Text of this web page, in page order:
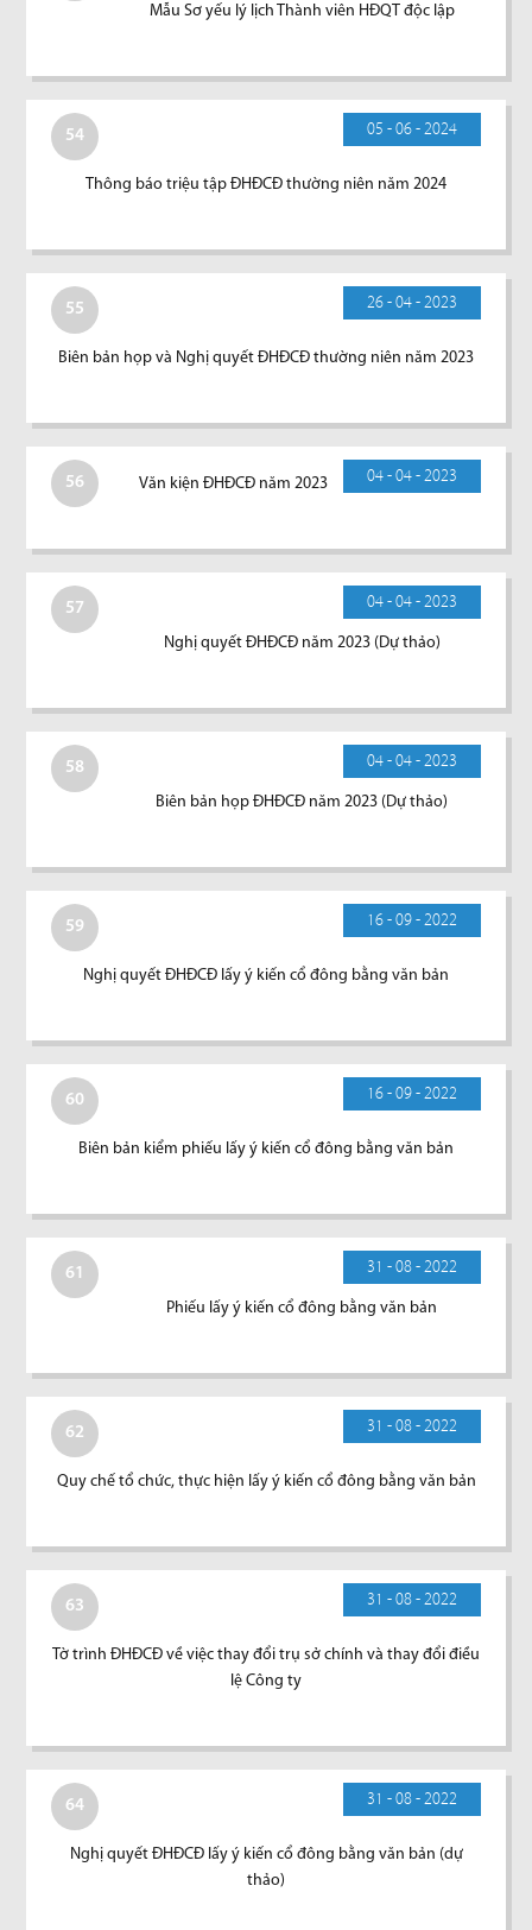
Mẫu Sơ yếu lý lịch Thành viên HĐQT độc lập
54 05 - 06 - 2024
Thông báo triệu tập ĐHĐCĐ thường niên năm 2024
55 26 - 04 - 2023
Biên bản họp và Nghị quyết ĐHĐCĐ thường niên năm 2023
56 04 - 04 - 2023
Văn kiện ĐHĐCĐ năm 2023
57 04 - 04 - 2023
Nghị quyết ĐHĐCĐ năm 2023 (Dự thảo)
58 04 - 04 - 2023
Biên bản họp ĐHĐCĐ năm 2023 (Dự thảo)
59 16 - 09 - 2022
Nghị quyết ĐHĐCĐ lấy ý kiến cổ đông bằng văn bản
60 16 - 09 - 2022
Biên bản kiểm phiếu lấy ý kiến cổ đông bằng văn bản
61 31 - 08 - 2022
Phiếu lấy ý kiến cổ đông bằng văn bản
62 31 - 08 - 2022
Quy chế tổ chức, thực hiện lấy ý kiến cổ đông bằng văn bản
63 31 - 08 - 2022
Tờ trình ĐHĐCĐ về việc thay đổi trụ sở chính và thay đổi điều
lệ Công ty
64 31 - 08 - 2022
Nghị quyết ĐHĐCĐ lấy ý kiến cổ đông bằng văn bản (dự
thảo)